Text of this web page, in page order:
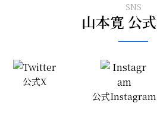
SNS
山本寛 公
公式X
公式Instagram